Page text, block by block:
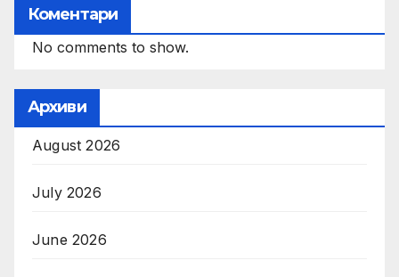
Коментари
No comments to show.
Архиви
August 2026
July 2026
June 2026